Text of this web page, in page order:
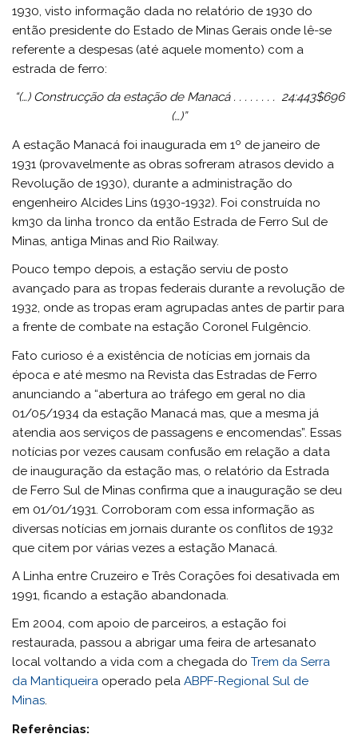
1930, visto informação dada no relatório de 1930 do
então presidente do Estado de Minas Gerais onde lê-se
referente a despesas (até aquele momento) com a
estrada de ferro:
“(…) Construcção da estação de Manacá . . . . . . . . 24:443$696
(…)”
A estação Manacá foi inaugurada em 1º de janeiro de
1931 (provavelmente as obras sofreram atrasos devido a
Revolução de 1930), durante a administração do
engenheiro Alcides Lins (1930-1932). Foi construída no
km30 da linha tronco da então Estrada de Ferro Sul de
Minas, antiga Minas and Rio Railway.
Pouco tempo depois, a estação serviu de posto
avançado para as tropas federais durante a revolução de
1932, onde as tropas eram agrupadas antes de partir para
a frente de combate na estação Coronel Fulgêncio.
Fato curioso é a existência de notícias em jornais da
época e até mesmo na Revista das Estradas de Ferro
anunciando a “abertura ao tráfego em geral no dia
01/05/1934 da estação Manacá mas, que a mesma já
atendia aos serviços de passagens e encomendas”. Essas
notícias por vezes causam confusão em relação a data
de inauguração da estação mas, o relatório da Estrada
de Ferro Sul de Minas confirma que a inauguração se deu
em 01/01/1931. Corroboram com essa informação as
diversas notícias em jornais durante os conflitos de 1932
que citem por várias vezes a estação Manacá.
A Linha entre Cruzeiro e Três Corações foi desativada em
1991, ficando a estação abandonada.
Em 2004, com apoio de parceiros, a estação foi
restaurada, passou a abrigar uma feira de artesanato
local voltando a vida com a chegada doTrem da Serra
da Mantiqueira operado pelaABPF-Regional Sul de
Minas.
Referências: